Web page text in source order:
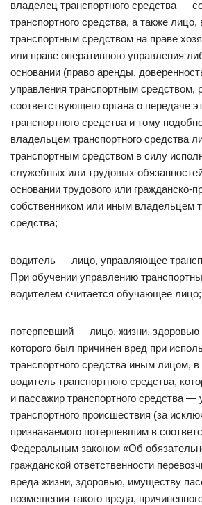
владелец транспортного средства —
транспортного средства, а также
транспортным средством на праве
или праве оперативного управления
основании (право аренды,
управления транспортным средством,
соответствующего органа о передаче
транспортного средства и тому
владельцем транспортного средства
транспортным средством в силу
служебных или трудовых
основании трудового или гражданско-
собственником или иным владельцем
средства;
водитель — лицо, управляющее
При обучении управлению
водителем считается обучающее лицо;
потерпевший — лицо, жизни,
которого был причинен вред при
транспортного средства иным лицом,
водитель транспортного средства,
и пассажир транспортного средства —
транспортного происшествия (за
признаваемого потерпевшим в
Федеральным законом «Об
гражданской ответственности
вреда жизни, здоровью, имуществу
возмещения такого вреда,